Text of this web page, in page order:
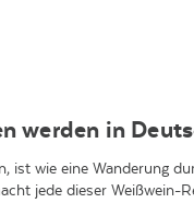
werden in
ist wie eine Wanderung
jede dieser